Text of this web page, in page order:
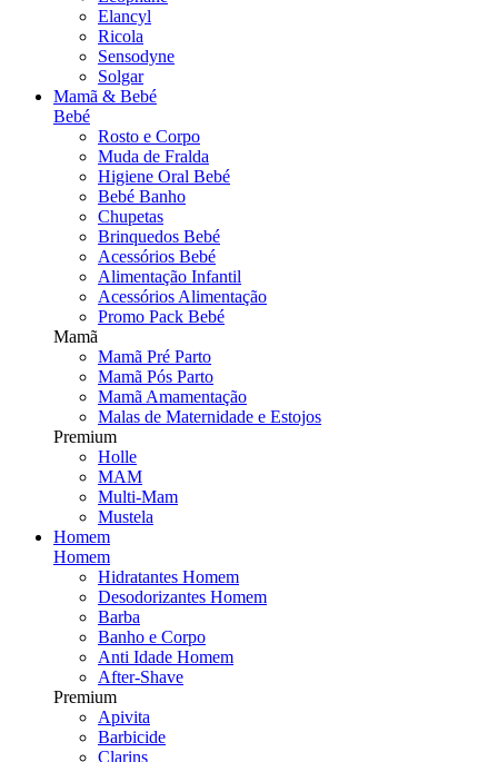
Elancyl
Ricola
Sensodyne
Solgar
Mamã & Bebé
Bebé
Rosto e Corpo
Muda de Fralda
Higiene Oral Bebé
Bebé Banho
Chupetas
Brinquedos Bebé
Acessórios Bebé
Alimentação Infantil
Acessórios Alimentação
Promo Pack Bebé
Mamã
Mamã Pré Parto
Mamã Pós Parto
Mamã Amamentação
Malas de Maternidade e Estojos
Premium
Holle
MAM
Multi-Mam
Mustela
Homem
Homem
Hidratantes Homem
Desodorizantes Homem
Barba
Banho e Corpo
Anti Idade Homem
After-Shave
Premium
Apivita
Barbicide
Clarins